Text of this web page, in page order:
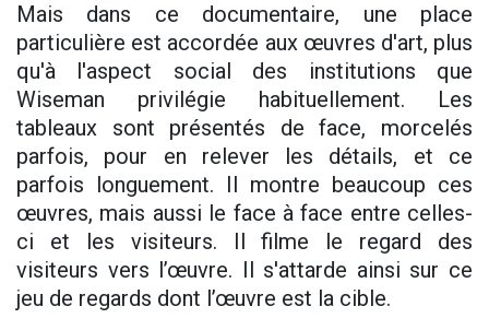
Mais dans ce documentaire, une place
particulière est accordée aux œuvres d'art, plus
qu'à l'aspect social des institutions que
Wiseman privilégie habituellement. Les
tableaux sont présentés de face, morcelés
parfois, pour en relever les détails, et ce
parfois longuement. Il montre beaucoup ces
œuvres, mais aussi le face à face entre celles-
ci et les visiteurs. Il filme le regard des
visiteurs vers l’œuvre. Il s'attarde ainsi sur ce
jeu de regards dont l’œuvre est la cible.